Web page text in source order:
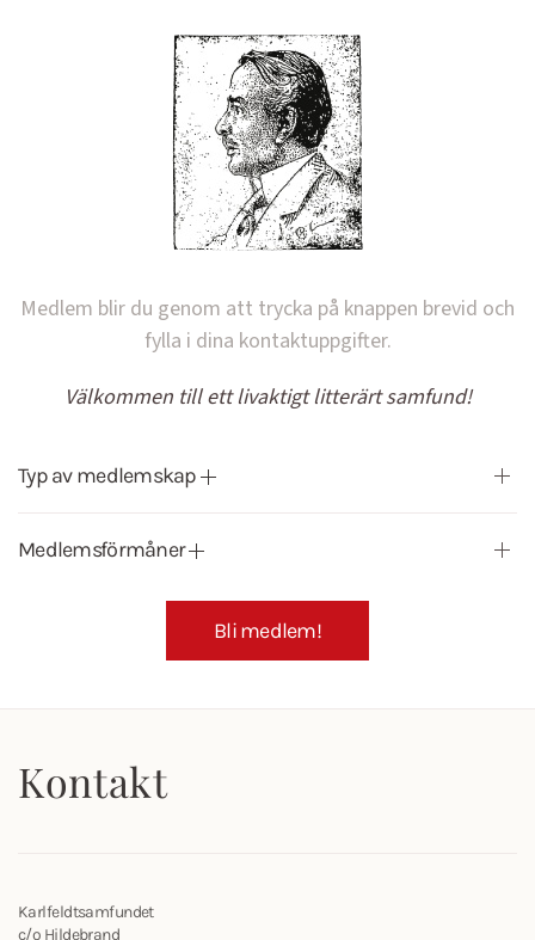
Medlem blir du genom att trycka på knappen brevid och
fylla i dina kontaktuppgifter.
Välkommen till ett livaktigt litterärt samfund!
Typ av medlemskap
Medlemsförmåner
Bli medlem!
Kontakt
Karlfeldtsamfundet
c/o Hildebrand